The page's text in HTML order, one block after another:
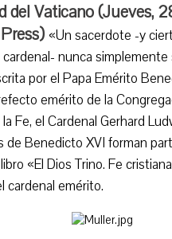
del Vaticano (Jueves,
«Un sacerdote -y
nunca simplemente
por el Papa Emérito
emérito de la
Fe, el Cardenal Gerhard
de Benedicto XVI forman
«El Dios Trino. Fe
cardenal emérito.